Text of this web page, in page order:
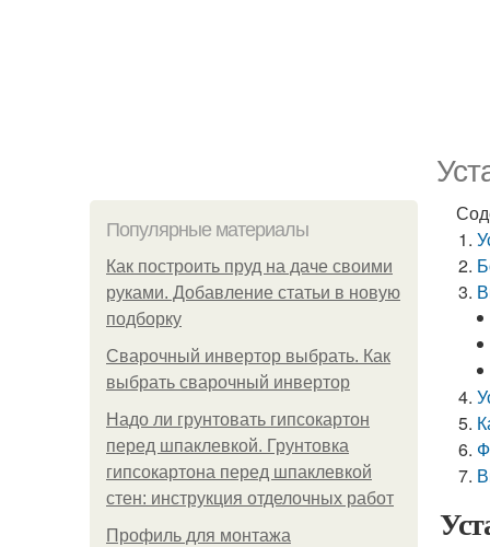
Популярные материалы
Как построить пруд на даче своими
руками. Добавление статьи в новую
подборку
Сварочный инвертор выбрать. Как
выбрать сварочный инвертор
Надо ли грунтовать гипсокартон
перед шпаклевкой. Грунтовка
гипсокартона перед шпаклевкой
стен: инструкция отделочных работ
Профиль для монтажа